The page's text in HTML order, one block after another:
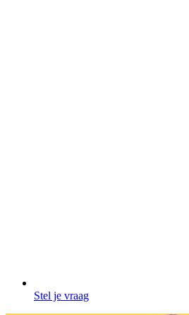
Stel je vraag